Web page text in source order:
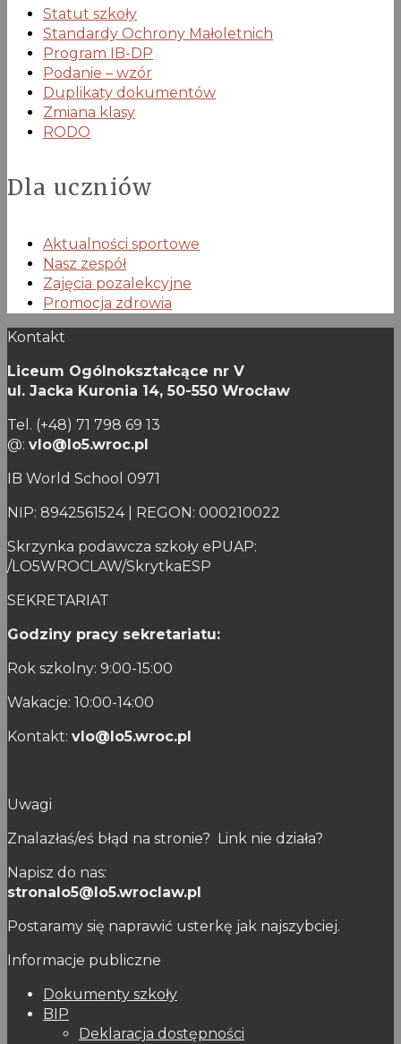
Statut szkoły
Standardy Ochrony Małoletnich
Program IB-DP
Podanie – wzór
Duplikaty dokumentów
Zmiana klasy
RODO
Dla uczniów
Aktualności sportowe
Nasz zespół
Zajęcia pozalekcyjne
Promocja zdrowia
Kontakt
Liceum Ogólnokształcące nr V
ul. Jacka Kuronia 14, 50-550 Wrocław
Tel. (+48) 71 798 69 13
@: vlo@lo5.wroc.pl
IB World School 0971
NIP: 8942561524 | REGON: 000210022
Skrzynka podawcza szkoły ePUAP:
/LO5WROCLAW/SkrytkaESP
SEKRETARIAT
Godziny pracy sekretariatu:
Rok szkolny: 9:00-15:00
Wakacje: 10:00-14:00
Kontakt: vlo@lo5.wroc.pl
Uwagi
Znalazłaś/eś błąd na stronie? Link nie działa?
Napisz do nas:
stronalo5@lo5.wroclaw.pl
Postaramy się naprawić usterkę jak najszybciej.
Informacje publiczne
Dokumenty szkoły
BIP
Deklaracja dostępności